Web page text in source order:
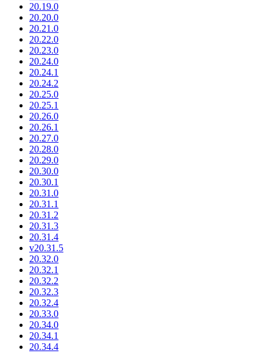
20.19.0
20.20.0
20.21.0
20.22.0
20.23.0
20.24.0
20.24.1
20.24.2
20.25.0
20.25.1
20.26.0
20.26.1
20.27.0
20.28.0
20.29.0
20.30.0
20.30.1
20.31.0
20.31.1
20.31.2
20.31.3
20.31.4
v20.31.5
20.32.0
20.32.1
20.32.2
20.32.3
20.32.4
20.33.0
20.34.0
20.34.1
20.34.4